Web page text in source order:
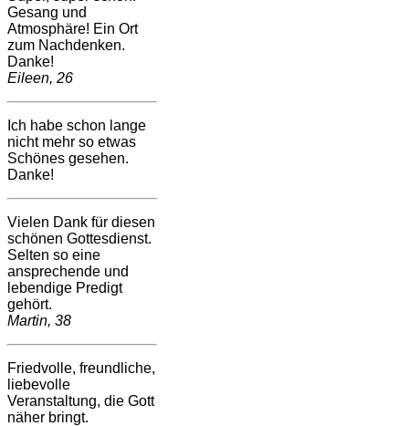
Gesang und
Atmosphäre! Ein Ort
zum Nachdenken.
Danke!
Eileen, 26
Ich habe schon lange
nicht mehr so etwas
Schönes gesehen.
Danke!
Vielen Dank für diesen
schönen Gottesdienst.
Selten so eine
ansprechende und
lebendige Predigt
gehört.
Martin, 38
Friedvolle, freundliche,
liebevolle
Veranstaltung, die Gott
näher bringt.